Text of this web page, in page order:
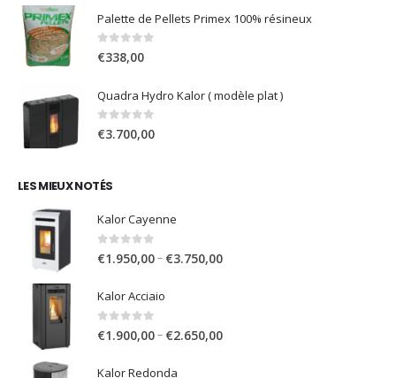
Palette de Pellets Primex 100% résineux
0sur 5
€338,00
Quadra Hydro Kalor ( modèle plat )
0sur 5
€3.700,00
LES MIEUX NOTÉS
Kalor Cayenne
0sur 5
€1.950,00– €3.750,00Plage
€1.950,00
Kalor Acciaio
0sur 5
€1.900,00– €2.650,00Plage
Kalor Redonda